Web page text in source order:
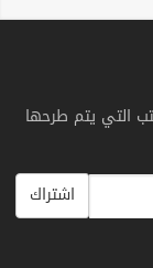
التي يتم طرحها
اشتراك